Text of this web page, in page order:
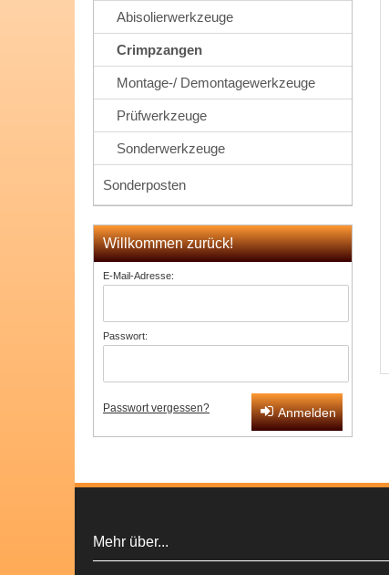
Abisolierwerkzeuge
Crimpzangen
Montage-/ Demontagewerkzeuge
Prüfwerkzeuge
Sonderwerkzeuge
Sonderposten
Willkommen zurück!
E-Mail-Adresse:
Passwort:
Passwort vergessen? Anmelden
Mehr über...